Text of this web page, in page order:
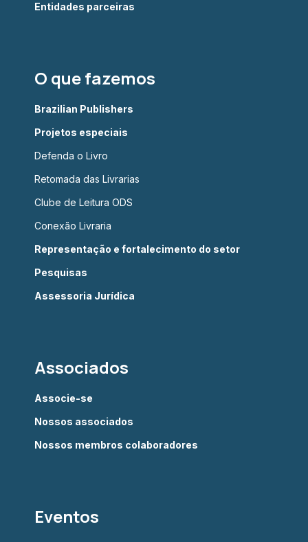
Entidades parceiras
O que fazemos
Brazilian Publishers
Projetos especiais
Defenda o Livro
Retomada das Livrarias
Clube de Leitura ODS
Conexão Livraria
Representação e fortalecimento do setor
Pesquisas
Assessoria Jurídica
Associados
Associe-se
Nossos associados
Nossos membros colaboradores
Eventos